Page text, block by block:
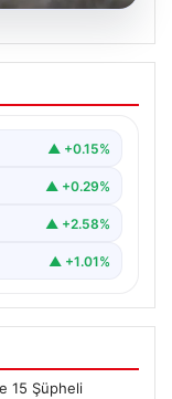
Ardından
boyunca
▲ +0.15%
▲ +0.29%
▲ +2.58%
▲ +1.01%
15 Şüpheli